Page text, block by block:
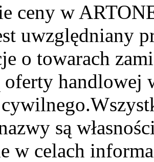
ceny w
uwzględniany
o towarach
oferty
są
w celach